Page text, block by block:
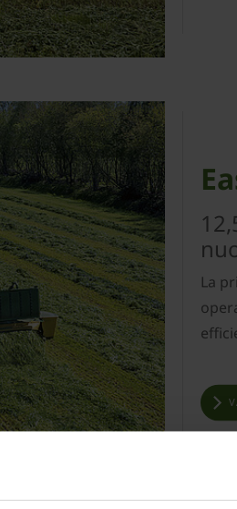
La